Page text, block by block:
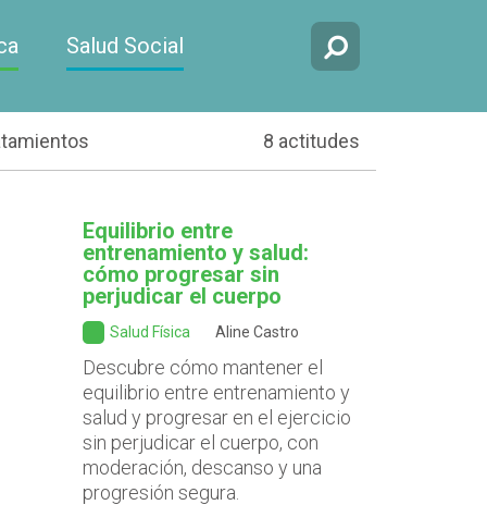
Salud Social
8 actitudes
Equilibrio entre
entrenamiento y salud:
cómo progresar sin
perjudicar el cuerpo
Salud Física Aline Castro
Descubre cómo mantener el
equilibrio entre entrenamiento y
salud y progresar en el ejercicio
sin perjudicar el cuerpo, con
moderación, descanso y una
progresión segura.